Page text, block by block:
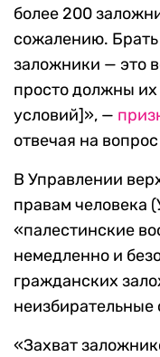
более 200
сожалению.
заложники — это
просто должны их
условий]», —
отвечая на вопрос
В Управлении
правам человека
«палестинские
немедленно и
гражданских
«Захват